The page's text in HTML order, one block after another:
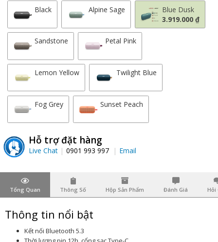
Black
Alpine Sage
Blue Dusk
3.919.000 ₫
Sandstone Petal Pink
Lemon Yellow Twilight Blue
Fog Grey Sunset Peach
Hỗ trợ đặt hàng
Live Chat 0901 993 997 Email
Tổng Quan Thông Số Hộp Sản Phẩm Đánh Giá Hỏi
Thông tin nổi bật
Kết nối Bluetooth 5.3